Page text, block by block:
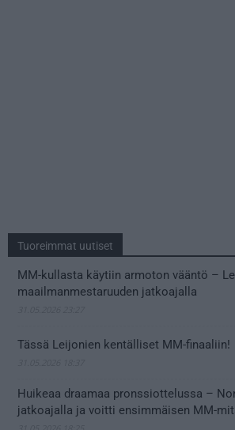
Tuoreimmat uutiset
MM-kullasta käytiin armoton vääntö –
maailmanmestaruuden jatkoajalla
Tässä Leijonien kentälliset MM-finaaliin!
Huikeaa draamaa pronssiottelussa –
jatkoajalla ja voitti ensimmäisen MM-